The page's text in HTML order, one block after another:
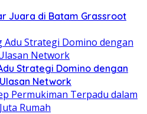
Juara di Batam Grassroot
Strategi Domino dengan
Network